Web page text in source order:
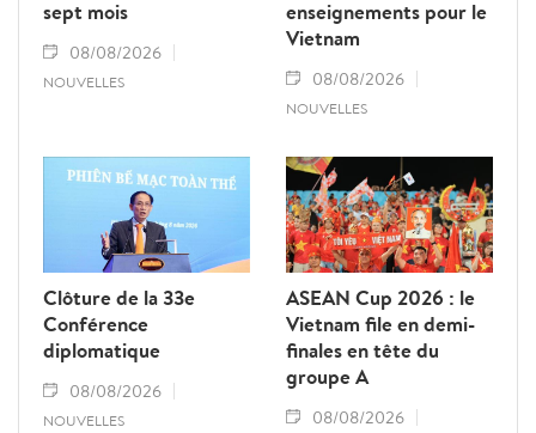
sept mois
08/08/2026
NOUVELLES
enseignements pour le
Vietnam
08/08/2026
NOUVELLES
Clôture de la 33e
Conférence
diplomatique
08/08/2026
NOUVELLES
ASEAN Cup 2026 : le
Vietnam file en demi-
finales en tête du
groupe A
08/08/2026